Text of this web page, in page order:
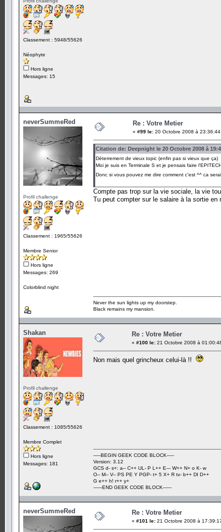
Classement : 5948/55626
Néophyte
Hors ligne
Messages: 15
neverSummeRed
Profil challenge
Classement : 1965/55626
Membre Senior
Hors ligne
Messages: 269
Colorblind night
Re : Votre Metier
« #99 le: 20 Octobre 2008 à
Citation de: Deepnight le 20 Octobre 2008 à
Déterrement de vieux topic (enfin pas si vieux que ça)
Moi je suis en Terminale S et je pensais faire
Donc si vous pouvez me dire comment c'est ^^ ca
Compte pas trop sur la vie sociale, la vie
Tu peut compter sur le salaire à la sortie en
Never the sun lights up my doorstep.
Black remains my mansion.
Shakan
Profil challenge
Classement : 1085/55626
Membre Complet
Hors ligne
Messages: 181
Re : Votre Metier
« #100 le: 21 Octobre 2008 à
Non mais quel grincheux celui-là !!
-----BEGIN GEEK CODE BLOCK-----
Version: 3.12
GCS d- s+: a-- C++ UL- P L++ E--- W++ N+ o K- w
O-- M-- V-- PS PE Y PGP- t+ 5 X+ R tv- b++ DI D++
G e++ h! r++ y+
------END GEEK CODE BLOCK------
neverSummeRed Re : Votre Metier
« #101 le: 21 Octobre 2008 à